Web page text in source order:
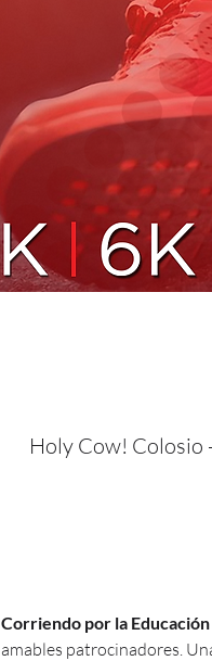
Holy Cow! Colosio
Corriendo por la
amables patrocinadores.